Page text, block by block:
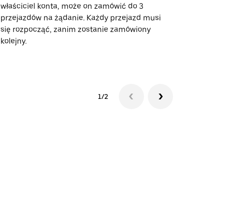
właściciel konta, może on zamówić do 3
przejazdów na żądanie. Każdy przejazd musi
się rozpocząć, zanim zostanie zamówiony
kolejny.
1/2